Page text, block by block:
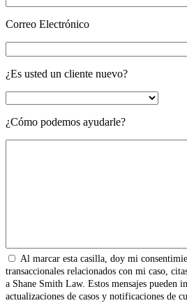
Correo Electrónico
¿Es usted un cliente nuevo?
¿Cómo podemos ayudarle?
Al marcar esta casilla, doy mi
transaccionales relacionados con mi caso,
a Shane Smith Law. Estos mensajes pueden
actualizaciones de casos y notificaciones de